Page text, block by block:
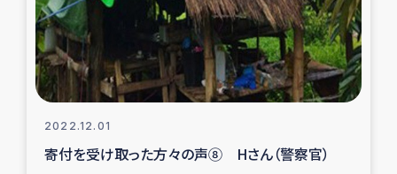
スリランカの南北女性をつなぐサリー・リサイクル・プロ
ジェクト
復興支援事業
2022.12.01
寄付を受け取った方々の声⑧ Hさん（警察官）